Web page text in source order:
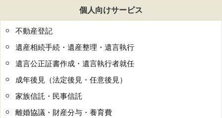
個人向けサービス
不動産登記
遺産相続手続・遺産整理・遺言執行
遺言公正証書作成・遺言執行者就任
成年後見（法定後見・任意後見）
家族信託・民事信託
離婚協議・財産分与・養育費